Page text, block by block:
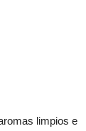
limpios e